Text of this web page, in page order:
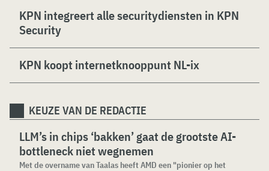
KPN integreert alle securitydiensten in KPN
Security
KPN koopt internetknooppunt NL-ix
KEUZE VAN DE REDACTIE
LLM’s in chips ‘bakken’ gaat de grootste AI-
bottleneck niet wegnemen
Met de overname van Taalas heeft AMD een "pionier op het